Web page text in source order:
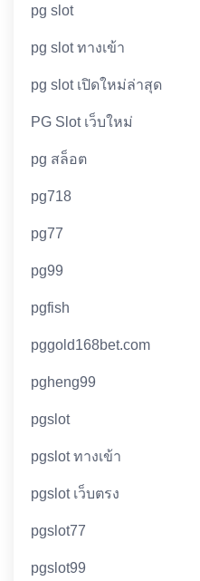
pg slot
pg slot ทางเข้า
pg slot เปิดใหม่ล่าสุด
PG Slot เว็บใหม่
pg สล็อต
pg718
pg77
pg99
pgfish
pggold168bet.com
pgheng99
pgslot
pgslot ทางเข้า
pgslot เว็บตรง
pgslot77
pgslot99